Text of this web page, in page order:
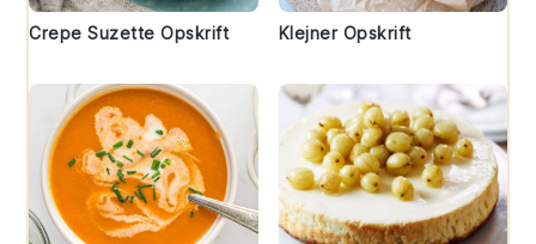
Crepe Suzette Opskrift Klejner Opskrift